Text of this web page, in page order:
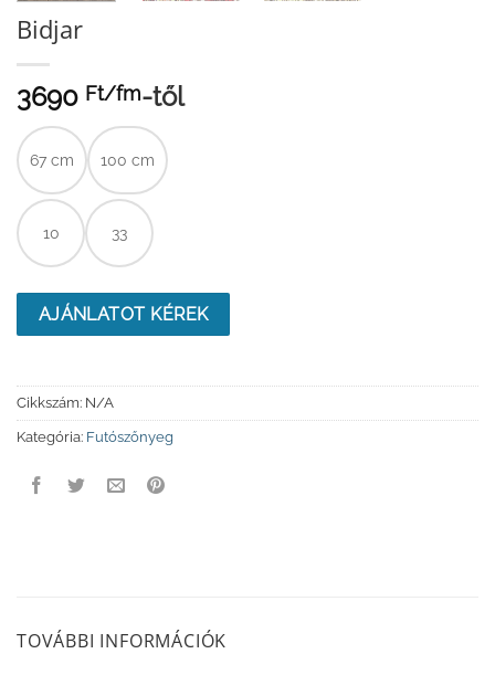
Bidjar
3690 Ft/fm-től
67 cm 100 cm
10 33
AJÁNLATOT KÉREK
Cikkszám: N/A
Kategória: Futószőnyeg
TOVÁBBI INFORMÁCIÓK